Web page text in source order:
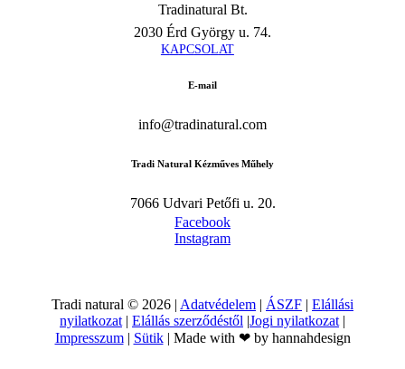
Tradinatural Bt.
2030 Érd György u. 74.
KAPCSOLAT
E-mail
info@tradinatural.com
Tradi Natural Kézműves Műhely
7066 Udvari Petőfi u. 20.
Facebook
Instagram
Tradi natural © 2026 | Adatvédelem | ÁSZF | Elállási
nyilatkozat | Elállás szerződéstől |Jogi nyilatkozat |
Impresszum| Sütik| Made with ❤ by hannahdesign